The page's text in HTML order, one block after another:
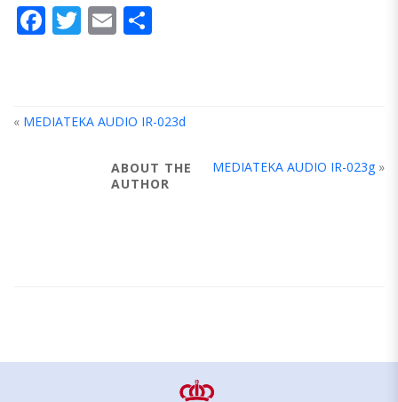
Facebook
Twitter
Email
« MEDIATEKA AUDIO IR-023d
MEDIATEKA AUDIO IR-023g »
ABOUT THE
AUTHOR